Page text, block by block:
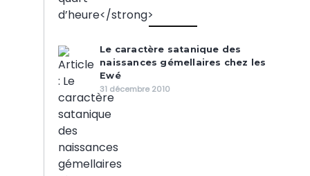
Le caractère satanique des
naissances gémellaires chez les
Ewé
31 décembre 2010